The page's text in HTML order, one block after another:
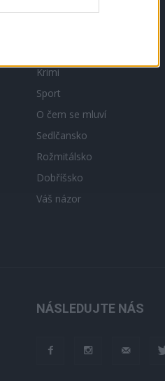
Krimi
Sport
O čem se mluví
Sedlčansko
Rožmitálsko
Dobříšsko
Váš názor
NÁSLEDUJTE NÁS